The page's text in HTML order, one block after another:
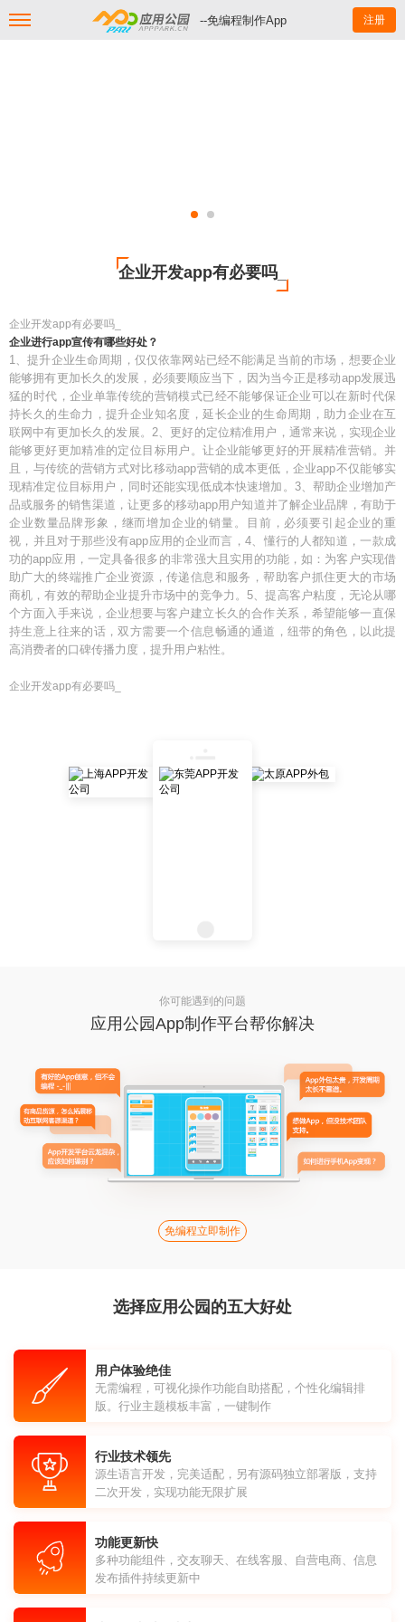
--免编程制作App 注册
企业开发app有必要吗_
企业开发app有必要吗_
企业进行app宣传有哪些好处？
1、提升企业生命周期，仅仅依靠网站已经不能满足当前的市场，想要企业
能够拥有更加长久的发展，必须要顺应当下，因为当今正是移动app发展迅
猛的时代，企业单靠传统的营销模式已经不能够保证企业可以在新时代保
持长久的生命力，提升企业知名度，延长企业的生命周期，助力企业在互
联网中有更加长久的发展。2、更好的定位精准用户，通常来说，实现企业
能够更好更加精准的定位目标用户。让企业能够更好的开展精准营销。并
且，与传统的营销方式对比移动app营销的成本更低，企业app不仅能够实
现精准定位目标用户，同时还能实现低成本快速增加。3、帮助企业增加产
品或服务的销售渠道，让更多的移动app用户知道并了解企业品牌，有助于
企业数量品牌形象，继而增加企业的销量。目前，必须要引起企业的重
视，并且对于那些没有app应用的企业而言，4、懂行的人都知道，一款成
功的app应用，一定具备很多的非常强大且实用的功能，如：为客户实现借
助广大的终端推广企业资源，传递信息和服务，帮助客户抓住更大的市场
商机，有效的帮助企业提升市场中的竞争力。5、提高客户粘度，无论从哪
个方面入手来说，企业想要与客户建立长久的合作关系，希望能够一直保
持生意上往来的话，双方需要一个信息畅通的通道，纽带的角色，以此提
高消费者的口碑传播力度，提升用户粘性。
企业开发app有必要吗_
你可能遇到的问题
应用公园App制作平台帮你解决
免编程立即制作
选择应用公园的五大好处
用户体验绝佳
无需编程，可视化操作功能自助搭配，个性化编辑排
版。行业主题模板丰富，一键制作
行业技术领先
源生语言开发，完美适配，另有源码独立部署版，支持
二次开发，实现功能无限扩展
功能更新快
多种功能组件，交友聊天、在线客服、自营电商、信息
发布插件持续更新中